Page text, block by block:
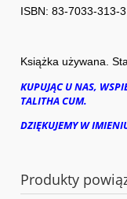
ISBN: 83-7033-313-3
Książka używana.
KUPUJĄC U NAS,
TALITHA CUM.
DZIĘKUJEMY W
Produkty